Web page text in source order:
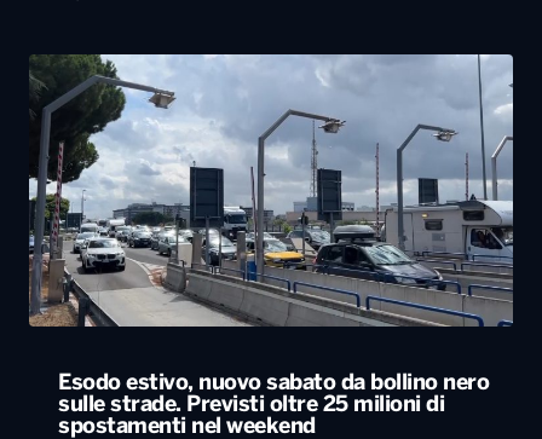
Esodo estivo, nuovo sabato da bollino nero
sulle strade. Previsti oltre 25 milioni di
spostamenti nel weekend